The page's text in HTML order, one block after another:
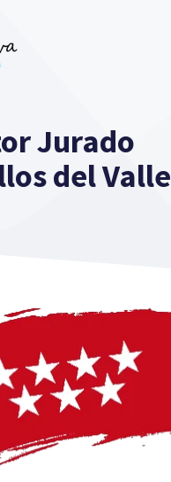
Jurado
del Valle